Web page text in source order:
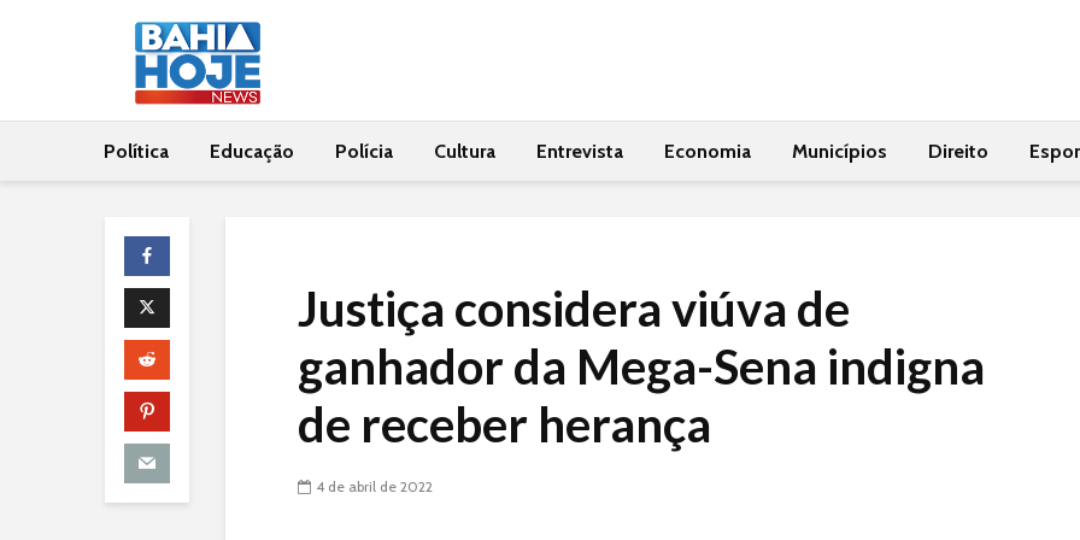
Política Educação Polícia Cultura Entrevista Economia Municípios Direito
Justiça considera viúva de
ganhador da Mega-Sena indigna
de receber herança
4 de abril de 2022